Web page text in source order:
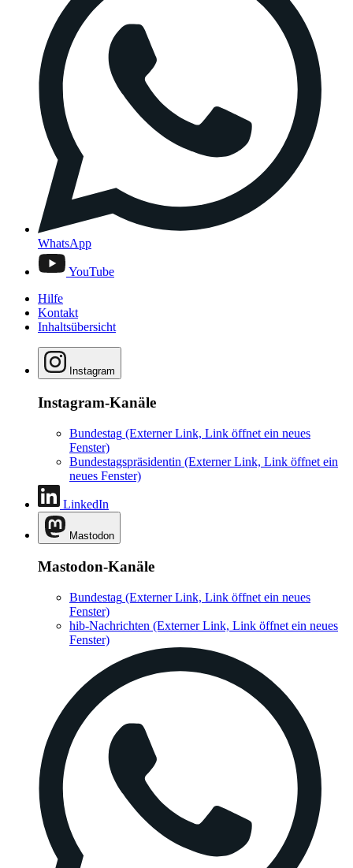
WhatsApp
YouTube
Hilfe
Kontakt
Inhaltsübersicht
Instagram
Instagram-Kanäle
Bundestag (Externer Link, Link öffnet ein neues
Fenster)
Bundestagspräsidentin (Externer Link, Link öffnet ein
neues Fenster)
LinkedIn
Mastodon
Mastodon-Kanäle
Bundestag (Externer Link, Link öffnet ein neues
Fenster)
hib-Nachrichten (Externer Link, Link öffnet ein neues
Fenster)